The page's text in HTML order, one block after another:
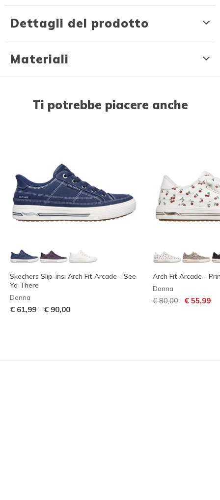
Dettagli del prodotto
Materiali
Ti potrebbe piacere anche
Skechers Slip-ins: Arch Fit Arcade - See
Ya There
Donna
€ 61,99 - € 90,00
Arch Fit Arcade -
Donna
Prezzo ridotto da
€ 80,00per€ 55,99